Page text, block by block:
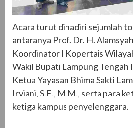
Acara turut dihadiri sejumlah
antaranya Prof. Dr. H.
Koordinator I Kopertais
Wakil Bupati Lampung Tengah
Ketua Yayasan Bhima Sakti
Irviani, S.E., M.M., serta para
ketiga kampus penyelenggara.